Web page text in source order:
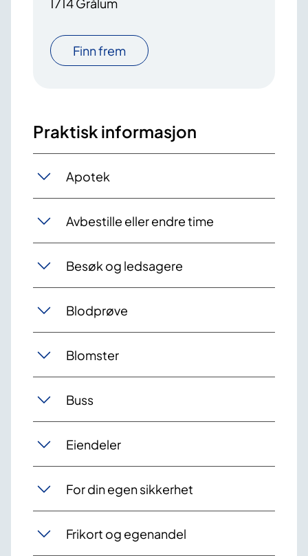
1714 Grålum
Finn frem
Praktisk informasjon
Apotek
Avbestille eller endre time
Besøk og ledsagere
Blodprøve
Blomster
Buss
Eiendeler
For din egen sikkerhet
Frikort og egenandel